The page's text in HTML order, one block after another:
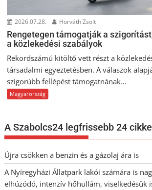
2026.07.28. Horváth Zsolt
Rengetegen támogatják a
a közlekedési szabályok
Rekordszámú kitöltő vett részt a
társadalmi egyeztetésben. A válaszok
szigorúbb fellépést támogatnának...
Magyarország
A Szabolcs24 legfrissebb 24 cikke
Újra csökken a benzin és a gázolaj ára is
A Nyíregyházi Állatpark lakói számára is
elhúzódó, intenzív hőhullám, viselkedésük